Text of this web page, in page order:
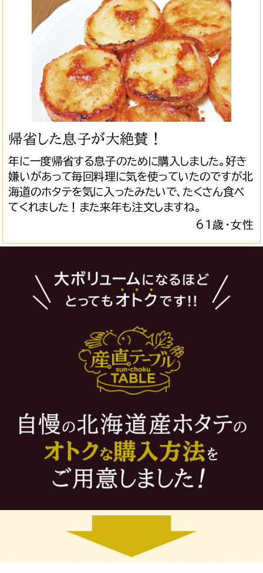
帰省した息子が大絶賛！
年に一度帰省する息子のために購入しました。好き
嫌いがあって毎回料理に気を使っていたのですが北
海道のホタテを気に入ったみたいで、たくさん食べ
てくれました！また来年も注文しますね。
61歳・女性